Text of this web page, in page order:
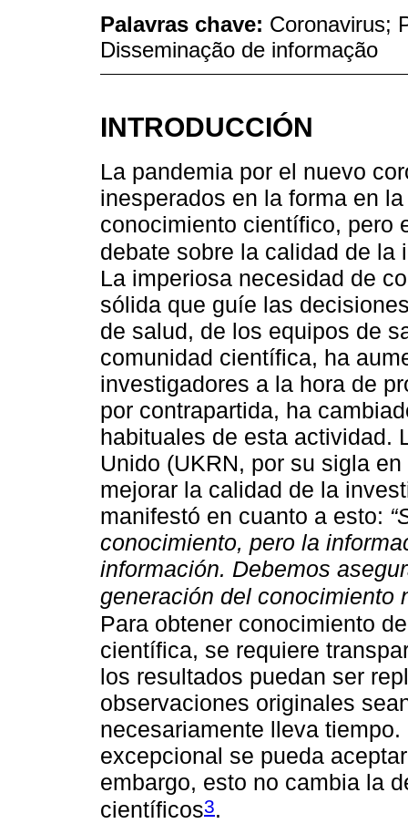
Palavras chave: Coronavirus;
Disseminação de informação
INTRODUCCIÓN
La pandemia por el nuevo
inesperados en la forma en
conocimiento científico, pero
debate sobre la calidad de la
La imperiosa necesidad de
sólida que guíe las
de salud, de los equipos de
comunidad científica, ha
investigadores a la hora de
por contrapartida, ha
habituales de esta actividad.
Unido (UKRN, por su sigla
mejorar la calidad de la
manifestó en cuanto a esto:
conocimiento, pero la
información. Debemos
generación del conocimiento
Para obtener conocimiento
científica, se requiere
los resultados puedan ser
observaciones originales
necesariamente lleva
excepcional se pueda
embargo, esto no cambia la
científicos3.